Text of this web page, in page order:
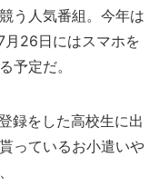
う人気番組。今年は
26日にはスマホを
予定だ。
録をした高校生に出
っているお小遣いや